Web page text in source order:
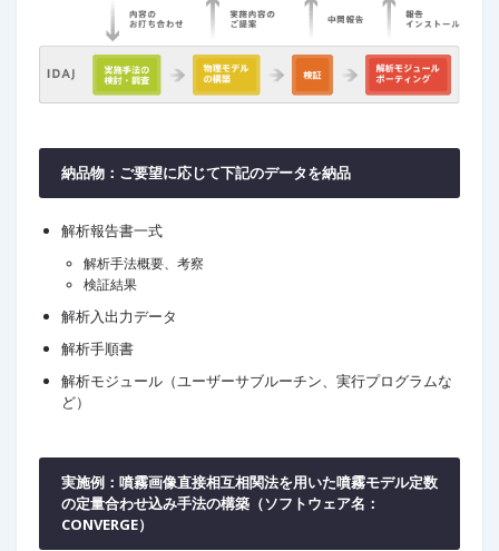
納品物：ご要望に応じて下記のデータを納品
解析報告書一式
解析手法概要、考察
検証結果
解析入出力データ
解析手順書
解析モジュール（ユーザーサブルーチン、実行プログラムな
ど）
実施例：噴霧画像直接相互相関法を用いた噴霧モデル定数
の定量合わせ込み手法の構築（ソフトウェア名：
CONVERGE）